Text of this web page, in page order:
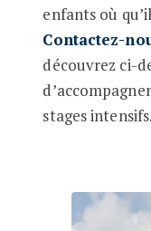
enfants où
Contactez-
découvrez ci-
stages intensifs.